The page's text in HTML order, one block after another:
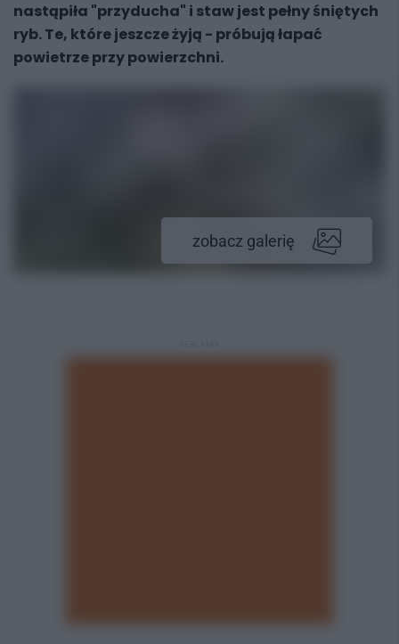
nastąpiła "przyducha" i staw jest pełny śniętych
ryb. Te, które jeszcze żyją - próbują łapać
powietrze przy powierzchni.
zobacz galerię